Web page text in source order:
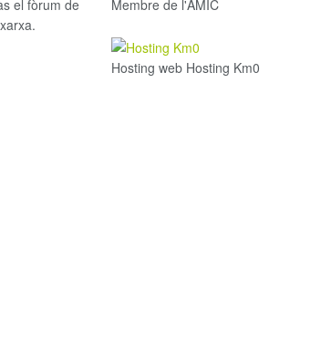
el fòrum de
Membre de l'AMIC
Hosting web Hosting Km0